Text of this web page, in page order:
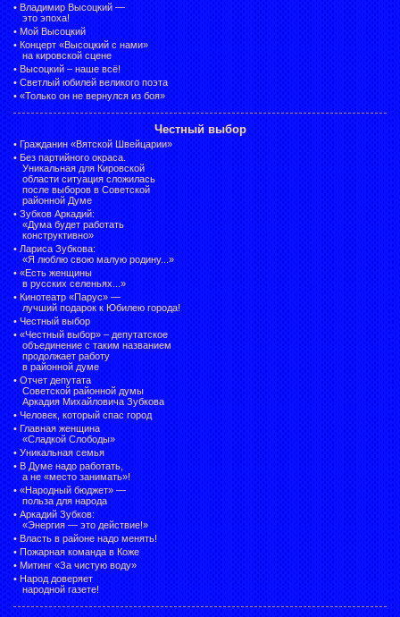
• Владимир Высоцкий —
это эпоха!
• Мой Высоцкий
• Концерт «Высоцкий с нами»
на кировской сцене
• Высоцкий – наше всё!
• Светлый юбилей великого поэта
• «Только он не вернулся из боя»
Честный выбор
• Гражданин «Вятской Швейцарии»
• Без партийного окраса.
Уникальная для Кировской
области ситуация сложилась
после выборов в Советской
районной Думе
• Зубков Аркадий:
«Дума будет работать
конструктивно»
• Лариса Зубкова:
«Я люблю свою малую родину...»
• «Есть женщины
в русских селеньях...»
• Кинотеатр «Парус» —
лучший подарок к Юбилею города!
• Честный выбор
• «Честный выбор» – депутатское
объединение с таким названием
продолжает работу
в районной думе
• Отчет депутата
Советской районной думы
Аркадия Михайловича Зубкова
• Человек, который спас город
• Главная женщина
«Сладкой Слободы»
• Уникальная семья
• В Думе надо работать,
а не «место занимать»!
• «Народный бюджет» —
польза для народа
• Аркадий Зубков:
«Энергия — это действие!»
• Власть в районе надо менять!
• Пожарная команда в Коже
• Митинг «За чистую воду»
• Народ доверяет
народной газете!